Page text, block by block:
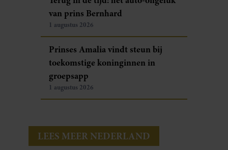
van prins Bernhard
1 augustus 2026
Prinses Amalia vindt steun bij
toekomstige koninginnen in
groepsapp
1 augustus 2026
LEES MEER NEDERLAND